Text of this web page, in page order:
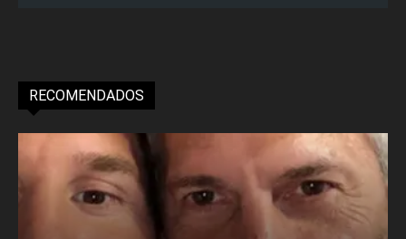
RECOMENDADOS